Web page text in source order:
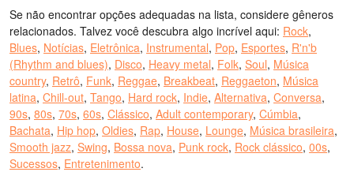
Se não encontrar opções adequadas na lista, considere gêneros
relacionados. Talvez você descubra algo incrível aqui: Rock,
Blues, Notícias, Eletrônica, Instrumental, Pop, Esportes, R'n'b
(Rhythm and blues), Disco, Heavy metal, Folk, Soul, Música
country, Retrô, Funk, Reggae, Breakbeat, Reggaeton, Música
latina, Chill-out, Tango, Hard rock, Indie, Alternativa, Conversa,
90s, 80s, 70s, 60s, Clássico, Adult contemporary, Cúmbia,
Bachata, Hip hop, Oldies, Rap, House, Lounge, Música brasileira,
Smooth jazz, Swing, Bossa nova, Punk rock, Rock clássico, 00s,
Sucessos, Entretenimento.